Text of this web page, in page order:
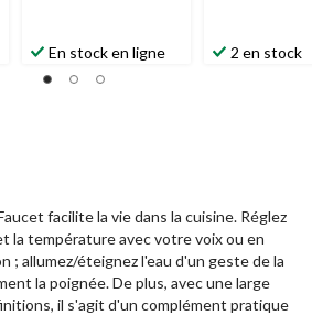
En stock en ligne 2 en stock
facilite la vie dans la cuisine. Réglez
la température avec votre voix ou en
; allumez/éteignez l'eau d'un geste de la
la poignée. De plus, avec une large
il s'agit d'un complément pratique